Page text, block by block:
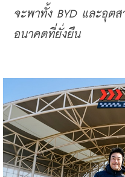
จะพาทั้ง BYD และอุต
อนาคตที่ยั่งยืน